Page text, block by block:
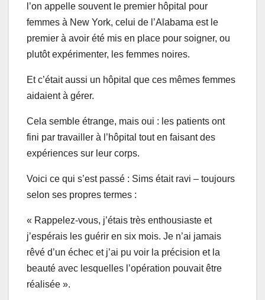
l’on appelle souvent le premier hôpital pour
femmes à New York, celui de l’Alabama est le
premier à avoir été mis en place pour soigner, ou
plutôt expérimenter, les femmes noires.
Et c’était aussi un hôpital que ces mêmes femmes
aidaient à gérer.
Cela semble étrange, mais oui : les patients ont
fini par travailler à l’hôpital tout en faisant des
expériences sur leur corps.
Voici ce qui s’est passé : Sims était ravi – toujours
selon ses propres termes :
« Rappelez-vous, j’étais très enthousiaste et
j’espérais les guérir en six mois. Je n’ai jamais
rêvé d’un échec et j’ai pu voir la précision et la
beauté avec lesquelles l’opération pouvait être
réalisée ».